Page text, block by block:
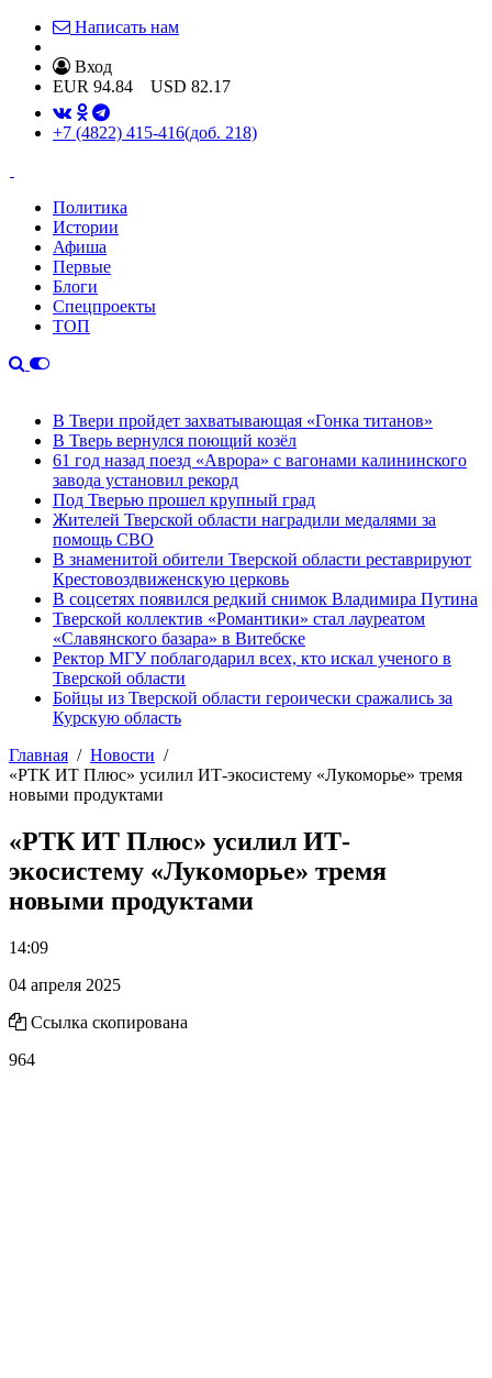
Написать нам
Вход
EUR 94.84 USD 82.17
+7 (4822) 415-416(доб. 218)
Политика
Истории
Афиша
Первые
Блоги
Спецпроекты
ТОП
В Твери пройдет захватывающая «Гонка титанов»
В Тверь вернулся поющий козёл
61 год назад поезд «Аврора» с вагонами калининского
завода установил рекорд
Под Тверью прошел крупный град
Жителей Тверской области наградили медалями за
помощь СВО
В знаменитой обители Тверской области реставрируют
Крестовоздвиженскую церковь
В соцсетях появился редкий снимок Владимира Путина
Тверской коллектив «Романтики» стал лауреатом
«Славянского базара» в Витебске
Ректор МГУ поблагодарил всех, кто искал ученого в
Тверской области
Бойцы из Тверской области героически сражались за
Курскую область
Главная
Новости
«РТК ИТ Плюс» усилил ИТ-экосистему «Лукоморье» тремя
новыми продуктами
«РТК ИТ Плюс» усилил ИТ-
экосистему «Лукоморье» тремя
новыми продуктами
14:09
04 апреля 2025
Ссылка скопирована
964